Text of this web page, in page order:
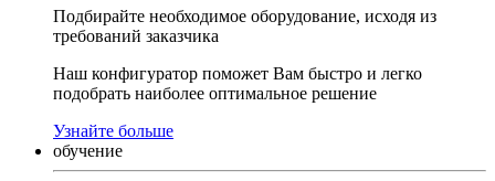
Подбирайте необходимое оборудование, исходя из
требований заказчика
Наш конфигуратор поможет Вам быстро и легко
подобрать наиболее оптимальное решение
Узнайте больше
обучение